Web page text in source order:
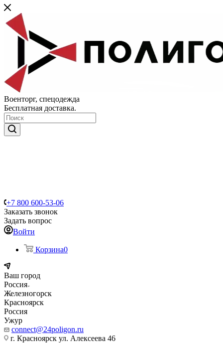
Военторг, спецодежда
Бесплатная доставка.
+7 800 600-53-06
Заказать звонок
Задать вопрос
Войти
Корзина0
Ваш город
Россия
Железногорск
Красноярск
Россия
Ужур
connect@24poligon.ru
г. Красноярск ул. Алексеева 46